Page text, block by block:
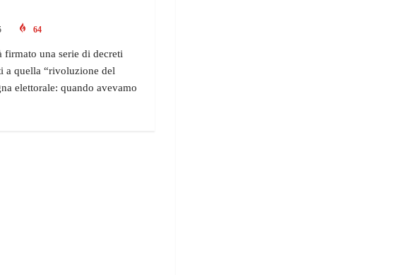
64
firmato una serie di decreti
a quella “rivoluzione del
elettorale: quando avevamo